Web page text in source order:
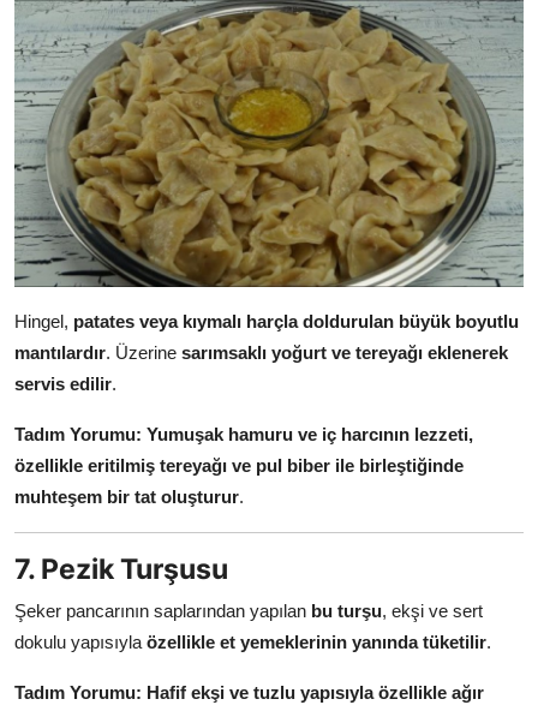
Hingel, patates veya kıymalı harçla doldurulan büyük boyutlu
mantılardır. Üzerine sarımsaklı yoğurt ve tereyağı eklenerek
servis edilir.
Tadım Yorumu: Yumuşak hamuru ve iç harcının lezzeti,
özellikle eritilmiş tereyağı ve pul biber ile birleştiğinde
muhteşem bir tat oluşturur.
7. Pezik Turşusu
Şeker pancarının saplarından yapılan bu turşu, ekşi ve sert
dokulu yapısıyla özellikle et yemeklerinin yanında tüketilir.
Tadım Yorumu: Hafif ekşi ve tuzlu yapısıyla özellikle ağır